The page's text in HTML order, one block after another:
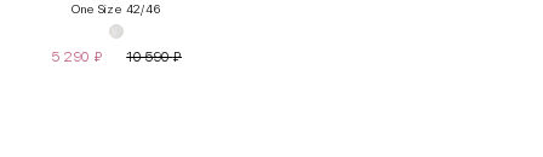
One Size 42/46
5 290 ₽ 10 590₽
42-44